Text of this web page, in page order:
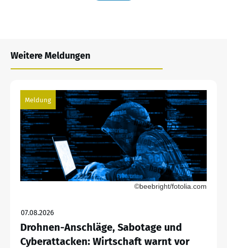
Weitere Meldungen
Meldung
©beebright/fotolia.com
07.08.2026
Drohnen-Anschläge, Sabotage und
Cyberattacken: Wirtschaft warnt vor